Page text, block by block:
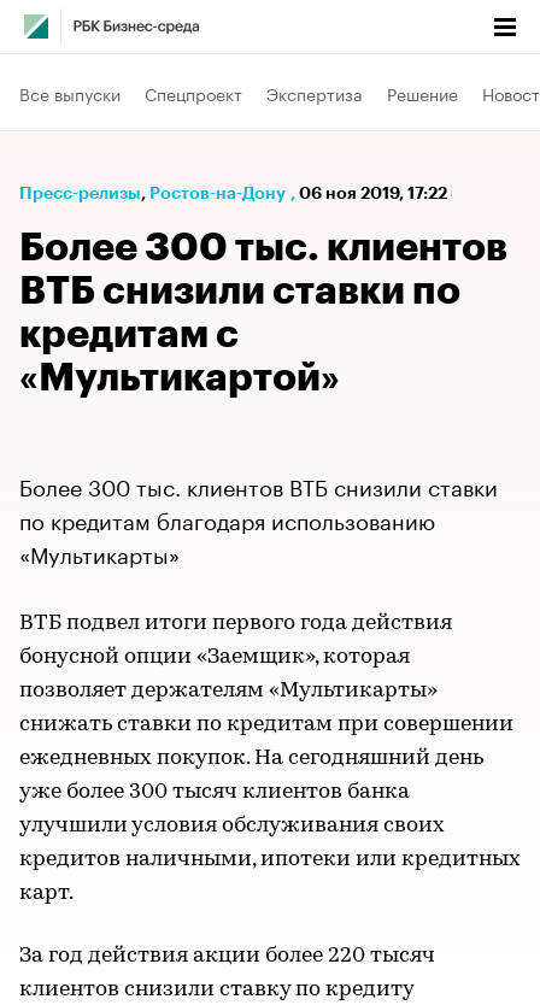
Все выпуски Спецпроект Экспертиза Решение
Пресс-релизы⁠, Ростов-на-Дону , 06 ноя 2019, 17:22
Более 300 тыс. клиентов
ВТБ снизили ставки по
кредитам с
«Мультикартой»
Более 300 тыс. клиентов ВТБ снизили ставки
по кредитам благодаря использованию
«Мультикарты»
ВТБ подвел итоги первого года действия
бонусной опции «Заемщик», которая
позволяет держателям «Мультикарты»
снижать ставки по кредитам при совершении
ежедневных покупок. На сегодняшний день
уже более 300 тысяч клиентов банка
улучшили условия обслуживания своих
кредитов наличными, ипотеки или кредитных
карт.
За год действия акции более 220 тысяч
клиентов снизили ставку по кредиту